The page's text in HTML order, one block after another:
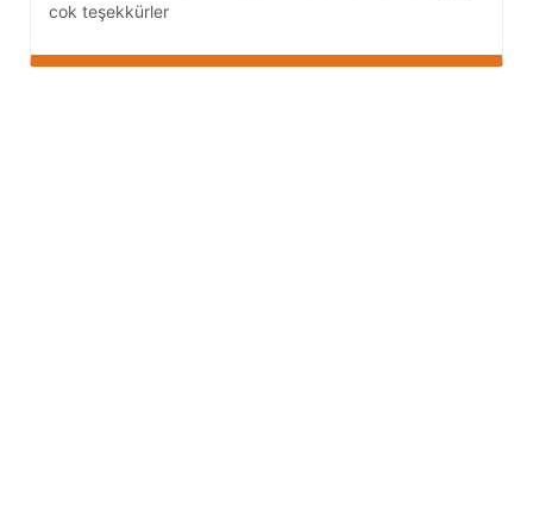
cok teşekkürler